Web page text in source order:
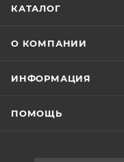
КАТАЛОГ
О КОМПАНИИ
ИНФОРМАЦИЯ
ПОМОЩЬ